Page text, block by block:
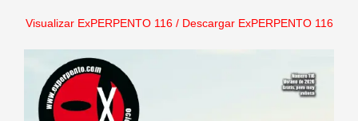
Visualizar ExPERPENTO 116/ Descargar ExPERPENTO 116